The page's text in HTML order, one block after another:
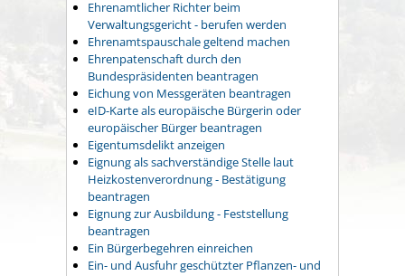
Ehrenamtlicher Richter beim
Verwaltungsgericht - berufen werden
Ehrenamtspauschale geltend machen
Ehrenpatenschaft durch den
Bundespräsidenten beantragen
Eichung von Messgeräten beantragen
eID-Karte als europäische Bürgerin oder
europäischer Bürger beantragen
Eigentumsdelikt anzeigen
Eignung als sachverständige Stelle laut
Heizkostenverordnung - Bestätigung
beantragen
Eignung zur Ausbildung - Feststellung
beantragen
Ein Bürgerbegehren einreichen
Ein- und Ausfuhr geschützter Pflanzen- und